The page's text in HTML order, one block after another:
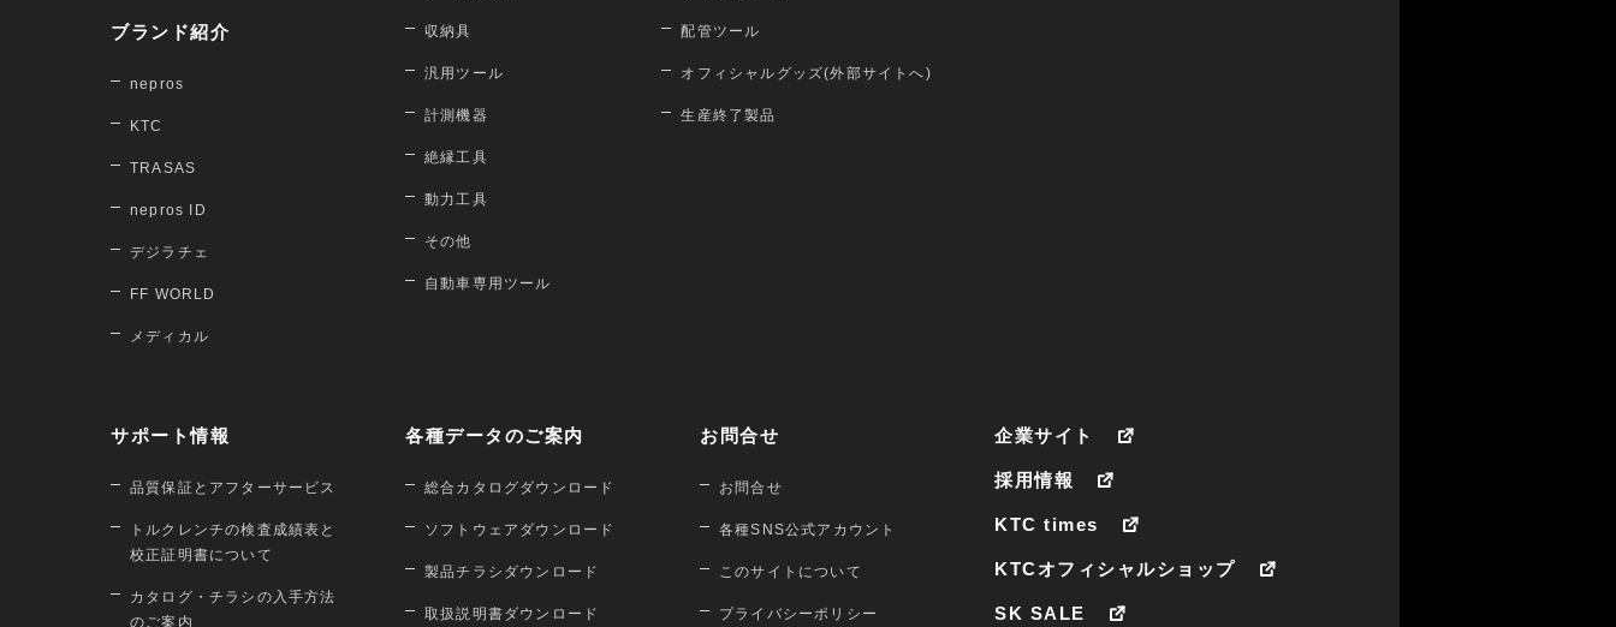
ブランド紹介
nepros
KTC
TRASAS
nepros ID
デジラチェ
FF WORLD
メディカル
収納具
汎用ツール
計測機器
絶縁工具
動力工具
その他
自動車専用ツール
配管ツール
オフィシャルグッズ(外部サイトへ)
生産終了製品
サポート情報
品質保証とアフターサービス
トルクレンチの検査成績表と
校正証明書について
カタログ・チラシの入手方法
のご案内
各種データのご案内
総合カタログダウンロード
ソフトウェアダウンロード
製品チラシダウンロード
取扱説明書ダウンロード
お問合せ
お問合せ
各種SNS公式アカウント
このサイトについて
プライバシーポリシー
企業サイト
採用情報
KTC times
KTCオフィシャルショップ
SK SALE